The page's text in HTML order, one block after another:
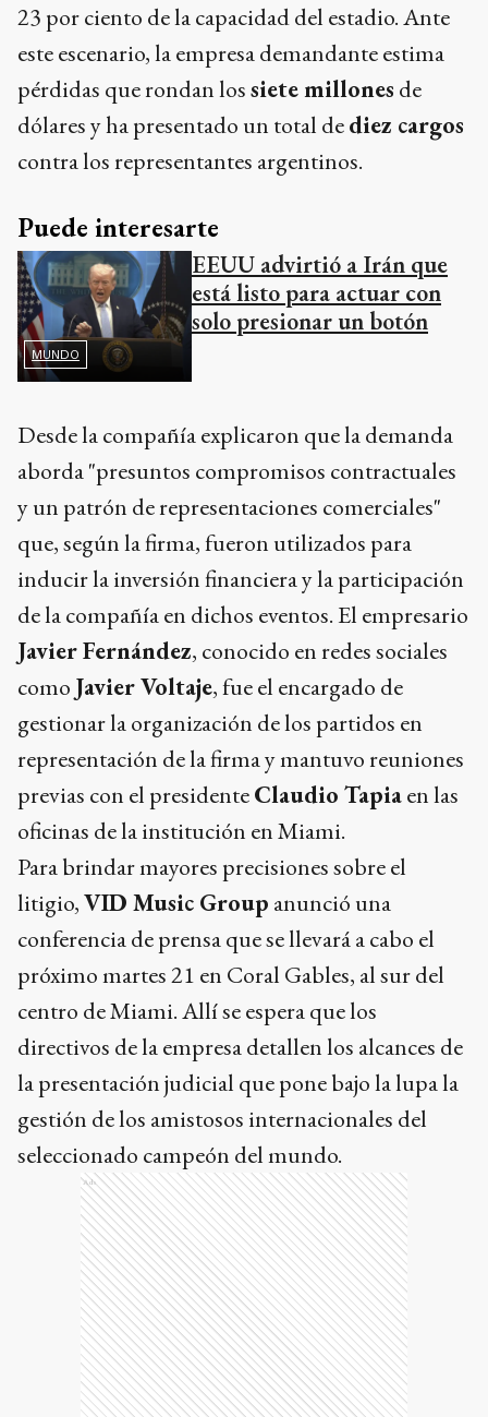
23 por ciento de la capacidad del estadio. Ante
este escenario, la empresa demandante estima
pérdidas que rondan lossiete millones de
dólares y ha presentado un total dediez cargos
contra los representantes argentinos.
Puede interesarte
MUNDO
EEUU advirtió a Irán que
está listo para actuar con
solo presionar un botón
Desde la compañía explicaron que la demanda
aborda "presuntos compromisos contractuales
y un patrón de representaciones comerciales"
que, según la firma, fueron utilizados para
inducir la inversión financiera y la participación
de la compañía en dichos eventos. El empresario
Javier Fernández, conocido en redes sociales
como Javier Voltaje, fue el encargado de
gestionar la organización de los partidos en
representación de la firma y mantuvo reuniones
previas con el presidenteClaudio Tapiaen las
oficinas de la institución en Miami.
Para brindar mayores precisiones sobre el
litigio,VID Music Group anunció una
conferencia de prensa que se llevará a cabo el
próximo martes 21 en Coral Gables, al sur del
centro de Miami. Allí se espera que los
directivos de la empresa detallen los alcances de
la presentación judicial que pone bajo la lupa la
gestión de los amistosos internacionales del
seleccionado campeón del mundo.
Ads